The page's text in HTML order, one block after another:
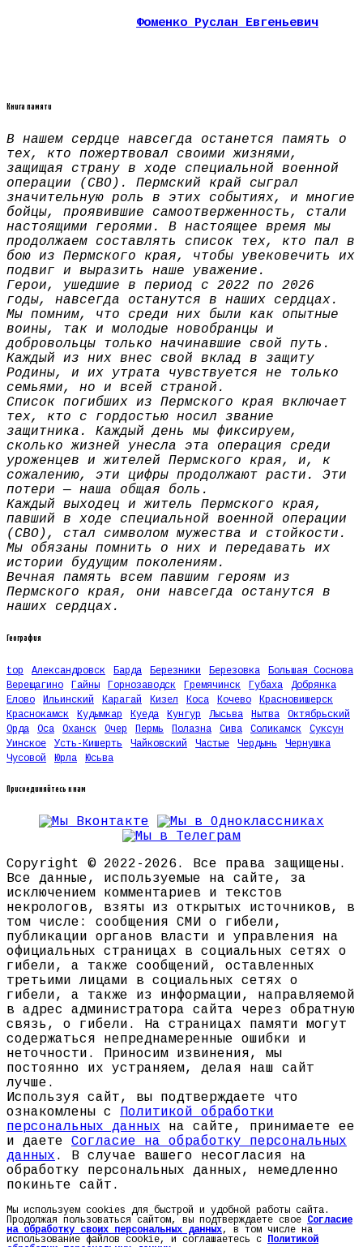
Фоменко Руслан Евгеньевич
Книга памяти
В нашем сердце навсегда останется память о
тех, кто пожертвовал своими жизнями,
защищая страну в ходе специальной военной
операции (СВО). Пермский край сыграл
значительную роль в этих событиях, и многие
бойцы, проявившие самоотверженность, стали
настоящими героями. В настоящее время мы
продолжаем составлять список тех, кто пал в
бою из Пермского края, чтобы увековечить их
подвиг и выразить наше уважение.
Герои, ушедшие в период с 2022 по 2026
годы, навсегда останутся в наших сердцах.
Мы помним, что среди них были как опытные
воины, так и молодые новобранцы и
добровольцы только начинавшие свой путь.
Каждый из них внес свой вклад в защиту
Родины, и их утрата чувствуется не только
семьями, но и всей страной.
Список погибших из Пермского края включает
тех, кто с гордостью носил звание
защитника. Каждый день мы фиксируем,
сколько жизней унесла эта операция среди
уроженцев и жителей Пермского края, и, к
сожалению, эти цифры продолжают расти. Эти
потери — наша общая боль.
Каждый выходец и житель Пермского края,
павший в ходе специальной военной операции
(СВО), стал символом мужества и стойкости.
Мы обязаны помнить о них и передавать их
истории будущим поколениям.
Вечная память всем павшим героям из
Пермского края, они навсегда останутся в
наших сердцах.
География
top Александровск Барда Березники Березовка
Большая Соснова
Верещагино
Гайны Горнозаводск Гремячинск Губаха
Добрянка
Елово
Ильинский Карагай Кизел Коса Кочево
Красновишерск
Краснокамск
Кудымкар Куеда Кунгур Лысьва Нытва
Октябрьский
Орда
Оса Оханск Очер Пермь Полазна Сива Соликамск
Суксун
Уинское
Усть-Кишерть Чайковский Частые Чердынь
Чернушка
Чусовой
Юрла Юсьва
Присоединяйтесь к нам
Copyright © 2022-2026. Все права защищены.
Все данные, используемые на сайте, за
исключением комментариев и текстов
некрологов, взяты из открытых источников, в
том числе: сообщения СМИ о гибели,
публикации органов власти и управления на
официальных страницах в социальных сетях о
гибели, а также сообщений, оставленных
третьими лицами в социальных сетях о
гибели, а также из информации, направляемой
в адрес администратора сайта через обратную
связь, о гибели. На страницах памяти могут
содержаться непреднамеренные ошибки и
неточности. Приносим извинения, мы
постоянно их устраняем, делая наш сайт
лучше.
Используя сайт, вы подтверждаете что
ознакомлены с Политикой обработки
персональных данных на сайте, принимаете ее
и даете Согласие на обработку персональных
данных . В случае вашего несогласия на
обработку персональных данных, немедленно
покиньте сайт.
Мы используем cookies для быстрой и удобной работы сайта.
Продолжая пользоваться сайтом, вы подтверждаете свое Согласие
на обработку своих персональных данных, в том числе на
использование файлов cookie, и соглашаетесь с Политикой